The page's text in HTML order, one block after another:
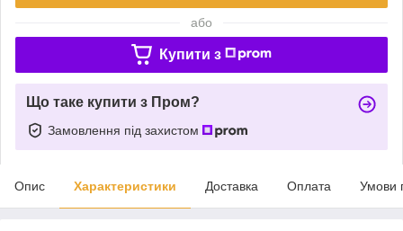
або
Купити з
Що таке купити з Пром?
Замовлення під захистом
Опис Характеристики Доставка Оплата Умови